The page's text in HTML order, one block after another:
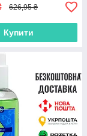
626,95 ₴
Купити